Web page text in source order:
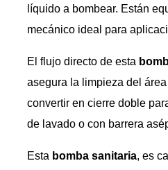
líquido a bombear. Están
mecánico ideal para
El flujo directo de esta
asegura la limpieza del
convertir en cierre doble
de lavado o con barrera
Esta bomba sanitaria, es